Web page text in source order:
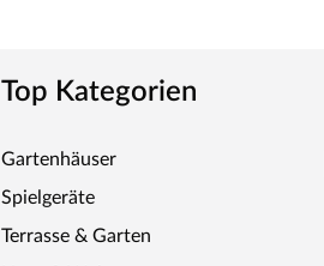
Top Kategorien
Gartenhäuser
Spielgeräte
Terrasse & Garten